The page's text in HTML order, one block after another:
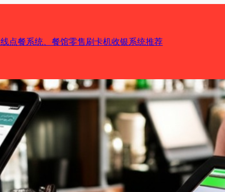
点餐系统、餐馆零售刷卡机收银系统推荐